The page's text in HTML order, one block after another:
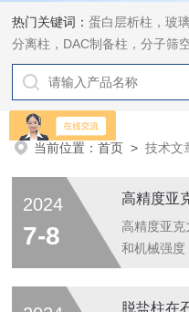
热门关键词：蛋白层析柱，玻
分离柱，DAC制备柱，分子筛
当前位置：首页 >技术文
2024
7-8
高精度亚
和机械强度
脱盐柱在